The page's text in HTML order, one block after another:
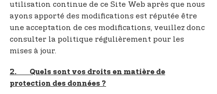
utilisation continue de ce Site Web après que nous
ayons apporté des modifications est réputée être
une acceptation de ces modifications, veuillez donc
consulter la politique régulièrement pour les
mises à jour.
2. Quels sont vos droits en matière de
protection des données ?